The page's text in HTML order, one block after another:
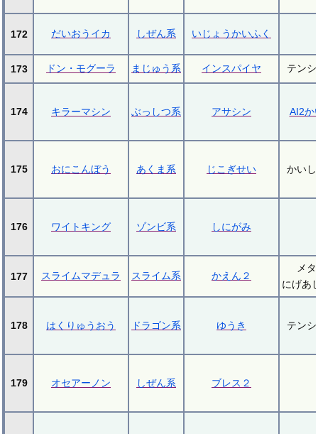
172 だいおうイカ しぜん系 いじょうかいふく
173 ドン・モグーラ まじゅう系 インスパイヤ テン
174 キラーマシン ぶっしつ系 アサシン AI2か
175 おにこんぼう あくま系 じこぎせい かい
176 ワイトキング ゾンビ系 しにがみ
177 スライムマデュラ スライム系 かえん２
メ
にげあ
178 はくりゅうおう ドラゴン系 ゆうき テン
179 オセアーノン しぜん系 ブレス２